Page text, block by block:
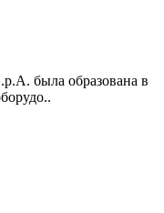
была образована в